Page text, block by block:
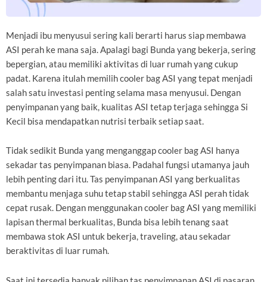
Menjadi ibu menyusui sering kali berarti harus siap membawa
ASI perah ke mana saja. Apalagi bagi Bunda yang bekerja, sering
bepergian, atau memiliki aktivitas di luar rumah yang cukup
padat. Karena itulah memilih cooler bag ASI yang tepat menjadi
salah satu investasi penting selama masa menyusui. Dengan
penyimpanan yang baik, kualitas ASI tetap terjaga sehingga Si
Kecil bisa mendapatkan nutrisi terbaik setiap saat.
Tidak sedikit Bunda yang menganggap cooler bag ASI hanya
sekadar tas penyimpanan biasa. Padahal fungsi utamanya jauh
lebih penting dari itu. Tas penyimpanan ASI yang berkualitas
membantu menjaga suhu tetap stabil sehingga ASI perah tidak
cepat rusak. Dengan menggunakan cooler bag ASI yang memiliki
lapisan thermal berkualitas, Bunda bisa lebih tenang saat
membawa stok ASI untuk bekerja, traveling, atau sekadar
beraktivitas di luar rumah.